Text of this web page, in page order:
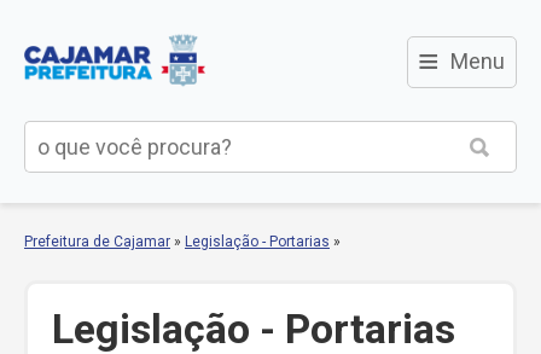
≡ Menu
Prefeitura de Cajamar » Legislação - Portarias »
Legislação - Portarias